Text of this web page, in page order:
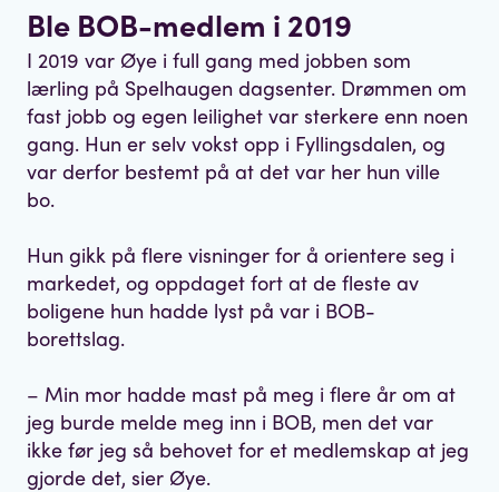
Ble BOB-medlem i 2019
I 2019 var Øye i full gang med jobben som
lærling på Spelhaugen dagsenter. Drømmen om
fast jobb og egen leilighet var sterkere enn noen
gang. Hun er selv vokst opp i Fyllingsdalen, og
var derfor bestemt på at det var her hun ville
bo.
Hun gikk på flere visninger for å orientere seg i
markedet, og oppdaget fort at de fleste av
boligene hun hadde lyst på var i BOB-
borettslag.
– Min mor hadde mast på meg i flere år om at
jeg burde melde meg inn i BOB, men det var
ikke før jeg så behovet for et medlemskap at jeg
gjorde det, sier Øye.